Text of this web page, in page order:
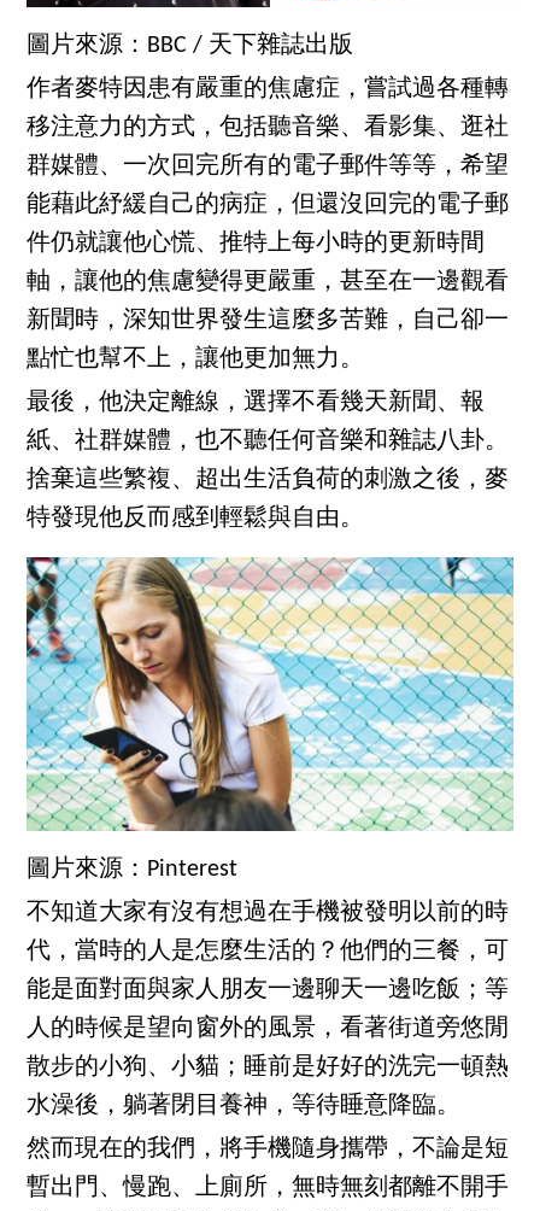
圖片來源：BBC / 天下雜誌出版
作者麥特因患有嚴重的焦慮症，嘗試過各種轉
移注意力的方式，包括聽音樂、看影集、逛社
群媒體、一次回完所有的電子郵件等等，希望
能藉此紓緩自己的病症，但還沒回完的電子郵
件仍就讓他心慌、推特上每小時的更新時間
軸，讓他的焦慮變得更嚴重，甚至在一邊觀看
新聞時，深知世界發生這麼多苦難，自己卻一
點忙也幫不上，讓他更加無力。
最後，他決定離線，選擇不看幾天新聞、報
紙、社群媒體，也不聽任何音樂和雜誌八卦。
捨棄這些繁複、超出生活負荷的刺激之後，麥
特發現他反而感到輕鬆與自由。
圖片來源：Pinterest
不知道大家有沒有想過在手機被發明以前的時
代，當時的人是怎麼生活的？他們的三餐，可
能是面對面與家人朋友一邊聊天一邊吃飯；等
人的時候是望向窗外的風景，看著街道旁悠閒
散步的小狗、小貓；睡前是好好的洗完一頓熱
水澡後，躺著閉目養神，等待睡意降臨。
然而現在的我們，將手機隨身攜帶，不論是短
暫出門、慢跑、上廁所，無時無刻都離不開手